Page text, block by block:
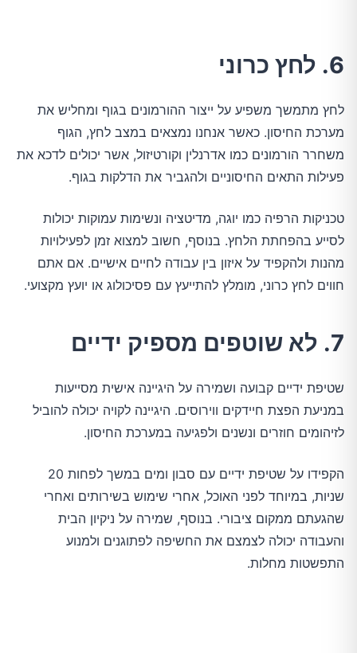
6. לחץ כרוני
לחץ מתמשך משפיע על ייצור ההורמונים בגוף ומחליש את
מערכת החיסון. כאשר אנחנו נמצאים במצב לחץ, הגוף
משחרר הורמונים כמו אדרנלין וקורטיזול, אשר יכולים לדכא את
פעילות התאים החיסוניים ולהגביר את הדלקות בגוף.
טכניקות הרפיה כמו יוגה, מדיטציה ונשימות עמוקות יכולות
לסייע בהפחתת הלחץ. בנוסף, חשוב למצוא זמן לפעילויות
מהנות ולהקפיד על איזון בין עבודה לחיים אישיים. אם אתם
חווים לחץ כרוני, מומלץ להתייעץ עם פסיכולוג או יועץ מקצועי.
7. לא שוטפים מספיק ידיים
שטיפת ידיים קבועה ושמירה על היגיינה אישית מסייעות
במניעת הפצת חיידקים ווירוסים. היגיינה לקויה יכולה להוביל
לזיהומים חוזרים ונשנים ולפגיעה במערכת החיסון.
הקפידו על שטיפת ידיים עם סבון ומים במשך לפחות 20
שניות, במיוחד לפני האוכל, אחרי שימוש בשירותים ואחרי
שהגעתם ממקום ציבורי. בנוסף, שמירה על ניקיון הבית
והעבודה יכולה לצמצם את החשיפה לפתוגנים ולמנוע
התפשטות מחלות.